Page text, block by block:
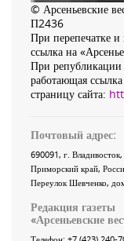
© Арсеньевские
П2436
При перепечатке
ссылка на
При републикации
работающая
страницу сайта:
Почтовый адрес:
690091, г. Владивосток,
Приморский край,
Переулок Шевченко,
Редакция газеты
«Арсеньевские